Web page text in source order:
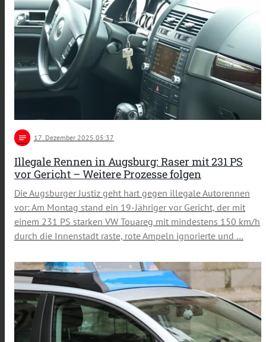
notes 17. Dezember 2025 05:37
Illegale Rennen in Augsburg: Raser mit 231 PS
vor Gericht – Weitere Prozesse folgen
Die Augsburger Justiz geht hart gegen illegale Autorennen
vor: Am Montag stand ein 19-Jähriger vor Gericht, der mit
einem 231 PS starken VW Touareg mit mindestens 150 km/h
durch die Innenstadt raste, rote Ampeln ignorierte und …